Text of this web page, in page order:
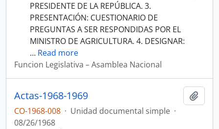
PRESIDENTE DE LA REPÚBLICA. 3.
PRESENTACIÓN: CUESTIONARIO DE
PREGUNTAS A SER RESPONDIDAS POR EL
MINISTRO DE AGRICULTURA. 4. DESIGNAR:
… Read more
Funcion Legislativa – Asamblea Nacional
Actas-1968-1969
CO-1968-008 · Unidad documental simple ·
08/26/1968